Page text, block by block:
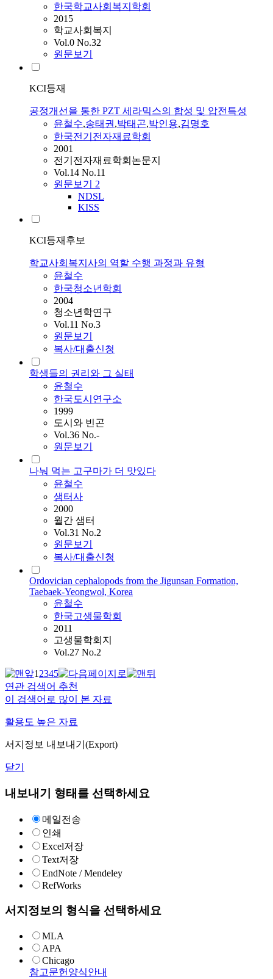
한국학교사회복지학회
2015
학교사회복지
Vol.0 No.32
원문보기
KCI등재
공정개선을 통한 PZT 세라믹스의 합성 및 압전특성
윤철수,송태권,박태곤,박인용,김명호
한국전기전자재료학회
2001
전기전자재료학회논문지
Vol.14 No.11
원문보기 2
NDSL
KISS
KCI등재후보
학교사회복지사의 역할 수행 과정과 유형
윤철수
한국청소년학회
2004
청소년학연구
Vol.11 No.3
원문보기
복사/대출신청
학생들의 권리와 그 실태
윤철수
한국도시연구소
1999
도시와 빈곤
Vol.36 No.-
원문보기
나눠 먹는 고구마가 더 맛있다
윤철수
샘터사
2000
월간 샘터
Vol.31 No.2
원문보기
복사/대출신청
Ordovician cephalopods from the Jigunsan Formation,
Taebaek-Yeongwol, Korea
윤철수
한국고생물학회
2011
고생물학회지
Vol.27 No.2
12345
연관 검색어 추천
이 검색어로 많이 본 자료
활용도 높은 자료
서지정보 내보내기(Export)
닫기
내보내기 형태를 선택하세요
메일전송
인쇄
Excel저장
Text저장
EndNote / Mendeley
RefWorks
서지정보의 형식을 선택하세요
MLA
APA
Chicago
참고문헌양식안내